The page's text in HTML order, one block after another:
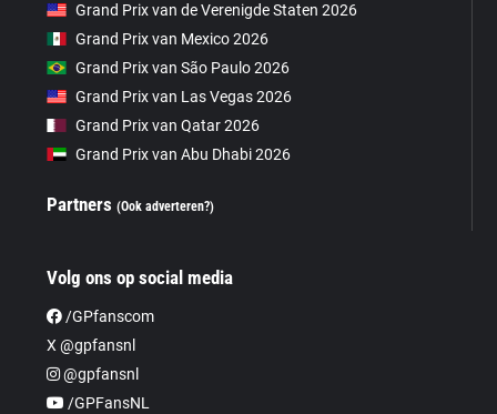
Grand Prix van de Verenigde Staten 2026
Grand Prix van Mexico 2026
Grand Prix van São Paulo 2026
Grand Prix van Las Vegas 2026
Grand Prix van Qatar 2026
Grand Prix van Abu Dhabi 2026
Partners(Ook adverteren?)
Volg ons op social media
/GPfanscom
X @gpfansnl
@gpfansnl
/GPFansNL